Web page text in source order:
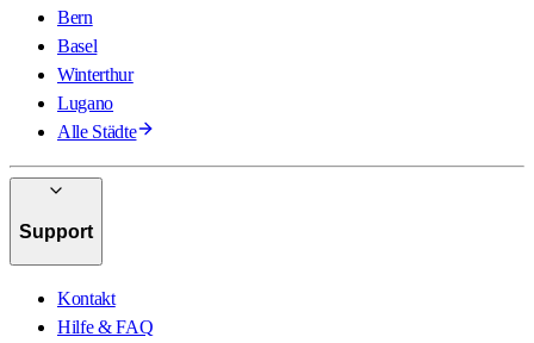
Bern
Basel
Winterthur
Lugano
Alle Städte
Support
Kontakt
Hilfe & FAQ